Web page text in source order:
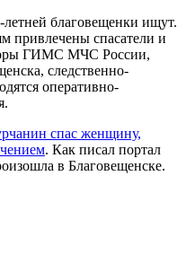
благовещенки ищут.
привлечены спасатели и
ГИМС МЧС России,
следственно-
оперативно-
спас женщину,
. Как писал портал
в Благовещенске.